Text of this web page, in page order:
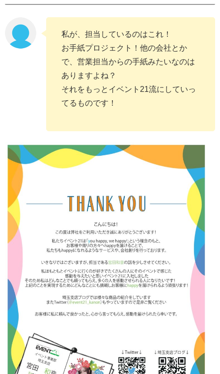
私が、担当しているのはこれ！
お手紙プロジェクト！他の会社とか
で、営業担当からの手紙みたいなのは
ありますよね？
それをもっとイベント21流にしていっ
てるものです！